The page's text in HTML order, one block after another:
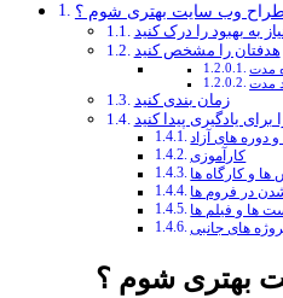
وب سایت بهتری شوم ؟
به بهبود را درک کنید
هدفتان را مشخص کنید
مدت
مدت
زمان بندی کنید
برای یادگیری پیدا کنید
دوره های آزاد
کارآموزی
ها و کارگاه ها
در فروم ها
ها و فیلم ها
های جانبی
بهتری شوم ؟